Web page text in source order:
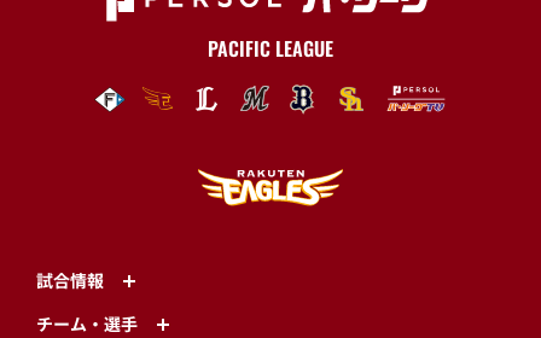
PACIFIC LEAGUE
試合情報
チーム・選手